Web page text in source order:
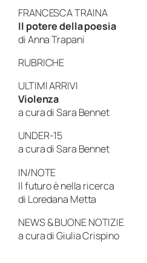
FRANCESCA TRAINA
Il potere della poesia
diAnna Trapani
RUBRICHE
ULTIMI ARRIVI
Violenza
a cura diSara Bennet
UNDER-15
a cura diSara Bennet
IN/NOTE
Il futuro è nella ricerca
di Loredana Metta
NEWS & BUONE NOTIZIE
a cura diGiulia Crispino